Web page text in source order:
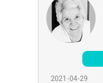
2021-04-29